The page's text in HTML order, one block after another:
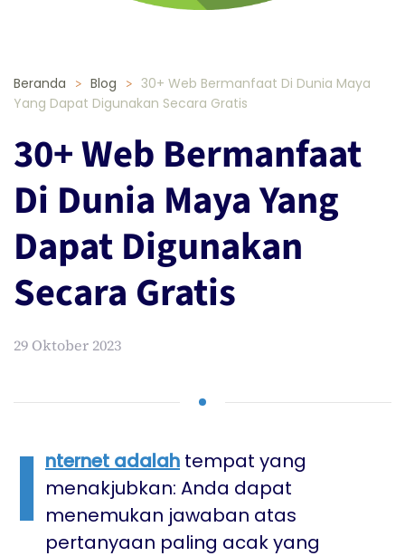
Beranda Blog
30+ Web Bermanfaat Di Dunia Maya
Yang Dapat Digunakan Secara Gratis
30+ Web Bermanfaat
Di Dunia Maya Yang
Dapat Digunakan
Secara Gratis
29 Oktober 2023
I nternet adalah tempat yang
menakjubkan: Anda dapat
menemukan jawaban atas
pertanyaan paling acak yang